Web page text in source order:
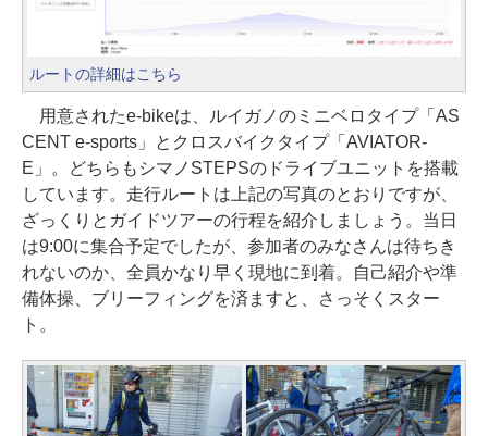
ルートの詳細はこちら
用意されたe-bikeは、ルイガノのミニベロタイプ「AS
CENT e-sports」とクロスバイクタイプ「AVIATOR-
E」。どちらもシマノSTEPSのドライブユニットを搭載
しています。走行ルートは上記の写真のとおりですが、
ざっくりとガイドツアーの行程を紹介しましょう。当日
は9:00に集合予定でしたが、参加者のみなさんは待ちき
れないのか、全員かなり早く現地に到着。自己紹介や準
備体操、ブリーフィングを済ますと、さっそくスター
ト。